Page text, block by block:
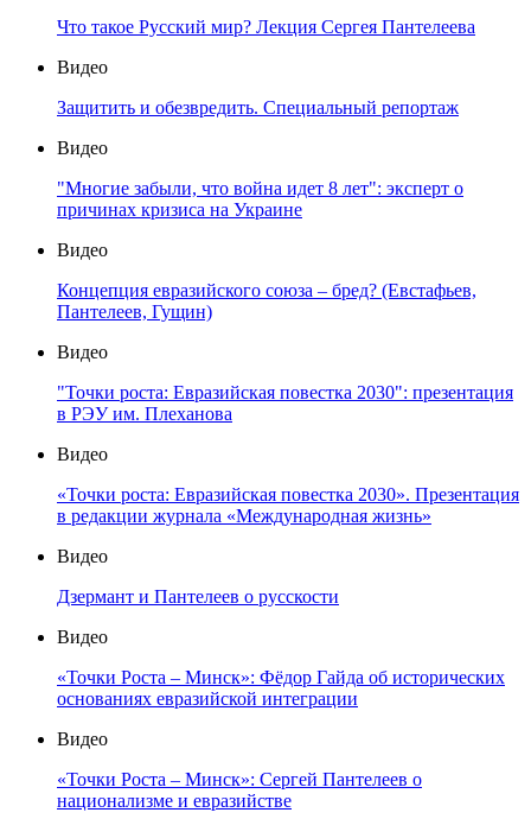
Что такое Русский мир? Лекция Сергея Пантелеева
Видео
Защитить и обезвредить. Специальный репортаж
Видео
"Многие забыли, что война идет 8 лет": эксперт о
причинах кризиса на Украине
Видео
Концепция евразийского союза – бред? (Евстафьев,
Пантелеев, Гущин)
Видео
"Точки роста: Евразийская повестка 2030": презентация
в РЭУ им. Плеханова
Видео
«Точки роста: Евразийская повестка 2030». Презентация
в редакции журнала «Международная жизнь»
Видео
Дзермант и Пантелеев о русскости
Видео
«Точки Роста – Минск»: Фёдор Гайда об исторических
основаниях евразийской интеграции
Видео
«Точки Роста – Минск»: Сергей Пантелеев о
национализме и евразийстве